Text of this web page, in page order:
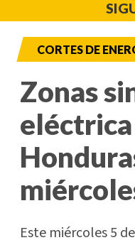
CORTES DE
Zonas
Este miércoles 5